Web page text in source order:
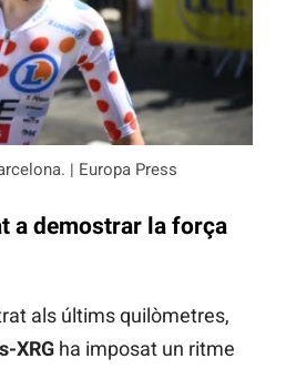
| Europa Press
a demostrar la força
als últims quilòmetres,
XRG ha imposat un ritme